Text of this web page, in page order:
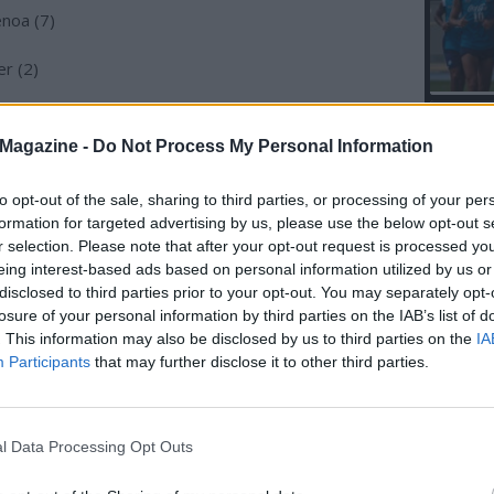
- Do Not Process My Personal Information
opt-out of the sale, sharing to third parties, or processing of your
for targeted advertising by us, please use the below opt-out
selection. Please note that after your opt-out request is processed
interest-based ads based on personal information utilized by us
to third parties prior to your opt-out. You may separately
of your personal information by third parties on the IAB’s list of
This information may also be disclosed by us to third parties on the
Participants that may further disclose it to other third parties.
Data Processing Opt Outs
(7)
(2)
[CCI]
(8)
(9)
(1)
(2)
assegnato